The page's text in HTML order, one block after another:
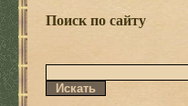
Поиск по сайту